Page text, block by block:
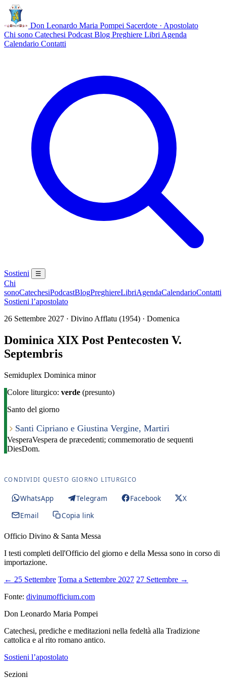
Don Leonardo Maria Pompei Sacerdote · Apostolato
Chi sono Catechesi Podcast Blog Preghiere Libri Agenda
Calendario Contatti
Sostieni ☰
Chi
sonoCatechesiPodcastBlogPreghiereLibriAgendaCalendarioContatti
Sostieni l’apostolato
26 Settembre 2027 · Divino Afflatu (1954) · Domenica
Dominica XIX Post Pentecosten V.
Septembris
Semiduplex Dominica minor
Colore liturgico: verde (presunto)
Santo del giorno
Santi Cipriano e Giustina Vergine, Martiri
VesperaVespera de præcedenti; commemoratio de sequenti
DiesDom.
CONDIVIDI QUESTO GIORNO LITURGICO
WhatsApp Telegram Facebook
X
Email
Copia link
Officio Divino & Santa Messa
I testi completi dell'Officio del giorno e della Messa sono in corso di
importazione.
← 25 Settembre Torna a Settembre 2027 27 Settembre →
Fonte: divinumofficium.com
Don Leonardo Maria Pompei
Catechesi, prediche e meditazioni nella fedeltà alla Tradizione
cattolica e al rito romano antico.
Sostieni l’apostolato
Sezioni